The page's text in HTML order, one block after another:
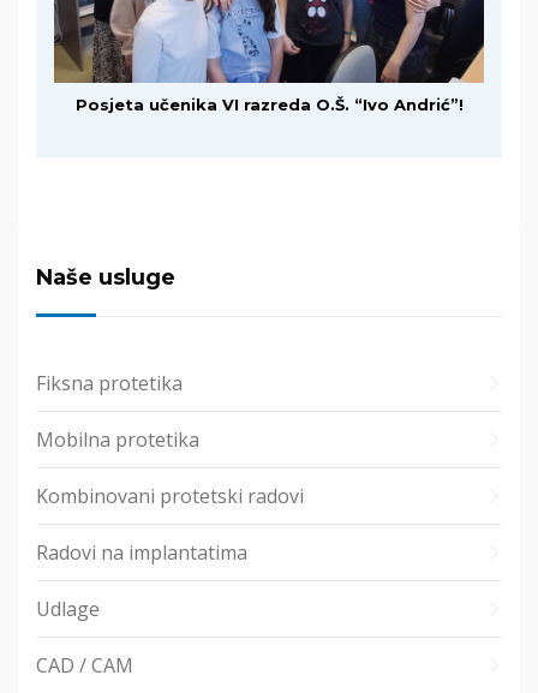
Posjeta učenika VI razreda O.Š. “Ivo Andrić”!
Naše usluge
Fiksna protetika
Mobilna protetika
Kombinovani protetski radovi
Radovi na implantatima
Udlage
CAD / CAM